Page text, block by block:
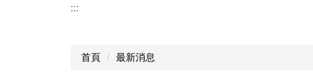
:::
首頁 最新消息